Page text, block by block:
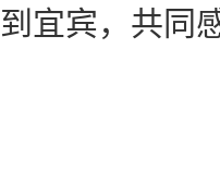
到宜宾，共同